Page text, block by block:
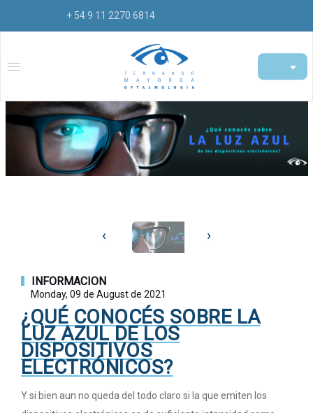
+ 54 9 11 2270 6814
‹ ›
INFORMACION
Monday, 09 de August de 2021
¿QUÉ CONOCÉS SOBRE LA
LUZ AZUL DE LOS
DISPOSITIVOS
ELECTRÓNICOS?
Y si bien aun no queda del todo claro si la que emiten los